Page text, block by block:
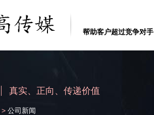
帮助客户超过竞争对手
真实、正向、传递价值
> 公司新闻